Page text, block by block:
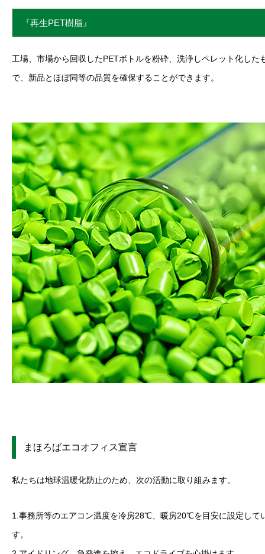
『再生PET樹脂』
工場、市場から回収したPETボトルを粉砕、洗浄しペレット化した
で、新品とほぼ同等の品質を確保することができます。
まほろばエコオフィス宣言
私たちは地球温暖化防止のため、次の活動に取り組みます。
1.事務所等のエアコン温度を冷房28℃、暖房20℃を目安に設定して
す。